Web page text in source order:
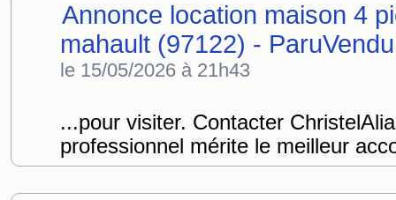
Annonce location maison 4
mahault (97122) -
le 15/05/2026 à 21h43
...pour visiter. Contacter
professionnel mérite le meilleur